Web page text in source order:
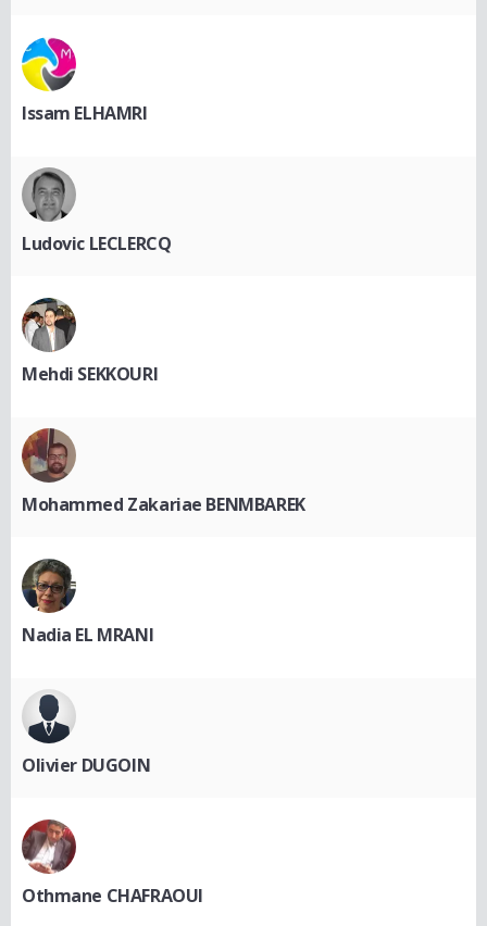
Issam ELHAMRI
Ludovic LECLERCQ
Mehdi SEKKOURI
Mohammed Zakariae BENMBAREK
Nadia EL MRANI
Olivier DUGOIN
Othmane CHAFRAOUI